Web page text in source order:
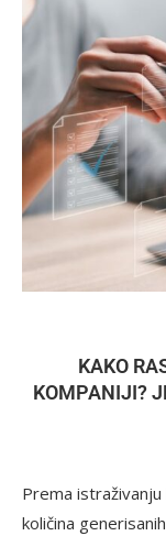
KAKO
KOMPANIJI?
Prema
količina